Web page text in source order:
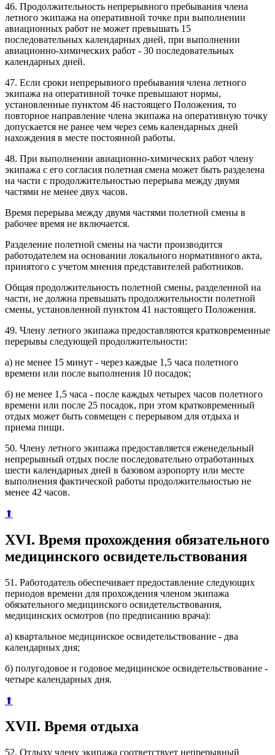
46. Продолжительность непрерывного пребывания члена
летного экипажа на оперативной точке при выполнении
авиационных работ не может превышать 15
последовательных календарных дней, при выполнении
авиационно-химических работ - 30 последовательных
календарных дней.
47. Если сроки непрерывного пребывания члена летного
экипажа на оперативной точке превышают нормы,
установленные пунктом 46 настоящего Положения, то
повторное направление члена экипажа на оперативную точку
допускается не ранее чем через семь календарных дней
нахождения в месте постоянной работы.
48. При выполнении авиационно-химических работ члену
экипажа с его согласия полетная смена может быть разделена
на части с продолжительностью перерыва между двумя
частями не менее двух часов.
Время перерыва между двумя частями полетной смены в
рабочее время не включается.
Разделение полетной смены на части производится
работодателем на основании локального нормативного акта,
принятого с учетом мнения представителей работников.
Общая продолжительность полетной смены, разделенной на
части, не должна превышать продолжительности полетной
смены, установленной пунктом 41 настоящего Положения.
49. Члену летного экипажа предоставляются кратковременные
перерывы следующей продолжительности:
а) не менее 15 минут - через каждые 1,5 часа полетного
времени или после выполнения 10 посадок;
б) не менее 1,5 часа - после каждых четырех часов полетного
времени или после 25 посадок, при этом кратковременный
отдых может быть совмещен с перерывом для отдыха и
приема пищи.
50. Члену летного экипажа предоставляется еженедельный
непрерывный отдых после последовательно отработанных
шести календарных дней в базовом аэропорту или месте
выполнения фактической работы продолжительностью не
менее 42 часов.
⬆
XVI. Время прохождения обязательного
медицинского освидетельствования
51. Работодатель обеспечивает предоставление следующих
периодов времени для прохождения членом экипажа
обязательного медицинского освидетельствования,
медицинских осмотров (по предписанию врача):
а) квартальное медицинское освидетельствование - два
календарных дня;
б) полугодовое и годовое медицинское освидетельствование -
четыре календарных дня.
⬆
XVII. Время отдыха
52. Отдыху члену экипажа соответствует непрерывный